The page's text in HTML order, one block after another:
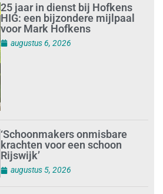
25 jaar in dienst bij Hofkens
HIG: een bijzondere mijlpaal
voor Mark Hofkens
augustus 6, 2026
‘Schoonmakers onmisbare
krachten voor een schoon
Rijswijk’
augustus 5, 2026